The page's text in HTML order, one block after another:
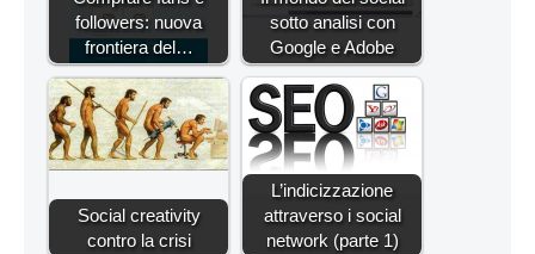
followers: nuova
frontiera del…
sotto analisi con
Google e Adobe
Social creativity
contro la crisi
L’indicizzazione
attraverso i social
network (parte 1)